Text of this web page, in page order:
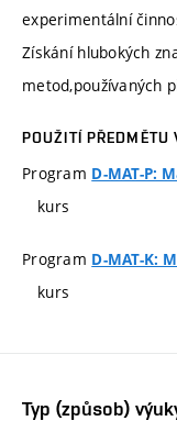
experimentální
Získání hlubokých
metod,používaných
POUŽITÍ PŘEDMĚTU
Program D-MAT-P:
kurs
Program D-MAT-K:
kurs
Typ (způsob)